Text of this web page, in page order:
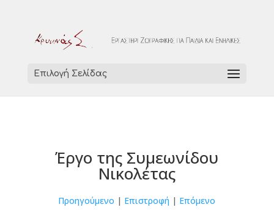
Επιλογή Σελίδας
Έργο της Συμεωνίδου
Νικολέτας
Προηγούμενο | Επιστροφή | Επόμενο